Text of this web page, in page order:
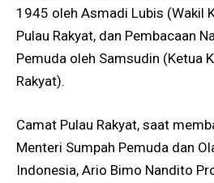
1945 oleh Asmadi Lubis (Wakil
Pulau Rakyat, dan Pembacaan
Pemuda oleh Samsudin (Ketua
Rakyat).
Camat Pulau Rakyat, saat
Menteri Sumpah Pemuda dan
Indonesia, Ario Bimo Nandito